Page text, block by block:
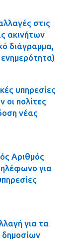
στις
ακινήτων
διάγραμμα,
υπηρεσίες
οι πολίτες
νέας
Αριθμός
για
για τα